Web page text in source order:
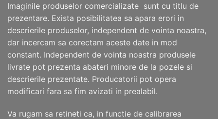
Imaginile produselor comercializate sunt cu titlu de
prezentare. Exista posibilitatea sa apara erori in
descrierile produselor, independent de vointa noastra,
dar incercam sa corectam aceste date in mod
constant. Independent de vointa noastra produsele
livrate pot prezenta abateri minore de la pozele si
descrierile prezentate. Producatorii pot opera
modificari fara sa fim avizati in prealabil.
Va rugam sa retineti ca, in functie de calibrarea